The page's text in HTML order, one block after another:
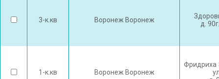
3-к.кв Воронеж Воронеж
д.
1-к.кв Воронеж Воронеж
Фридриха